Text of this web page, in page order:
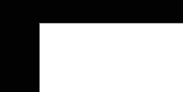
מומלץ | צילום אדריכלות